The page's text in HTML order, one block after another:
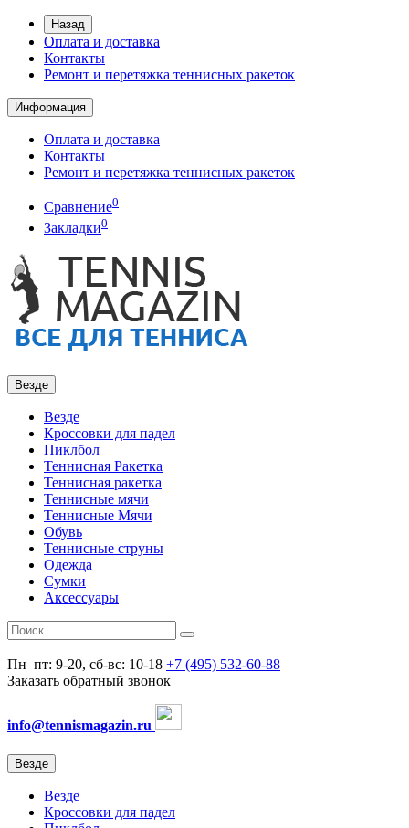
Назад
Оплата и доставка
Контакты
Ремонт и перетяжка теннисных ракеток
Информация
Оплата и доставка
Контакты
Ремонт и перетяжка теннисных ракеток
Сравнение0
Закладки0
Везде
Везде
Кроссовки для падел
Пиклбол
Теннисная Ракетка
Теннисная ракетка
Теннисные мячи
Теннисные Мячи
Обувь
Теннисные струны
Одежда
Сумки
Аксессуары
Пн–пт: 9-20, сб-вс: 10-18 +7 (495) 532-60-88
Заказать обратный звонок
info@tennismagazin.ru
Везде
Везде
Кроссовки для падел